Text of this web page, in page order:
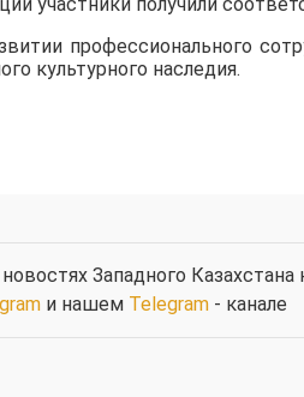
участники получили
профессионального
культурного наследия.
Западного Казахстана
и нашем Telegram- канале